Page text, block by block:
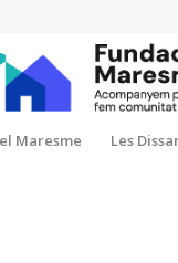
Maresme Les